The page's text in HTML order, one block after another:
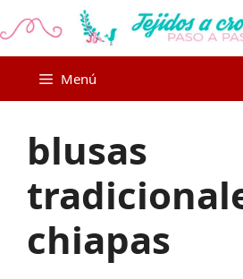
al
Menú
blusas
chiapas